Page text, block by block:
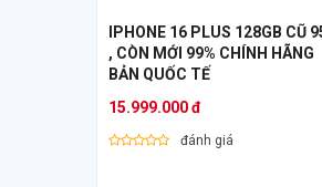
IPHONE 16 PLUS 128GB CŨ
, CÒN MỚI 99% CHÍNH HÃNG
BẢN QUỐC TẾ
15.999.000 đ
đánh giá